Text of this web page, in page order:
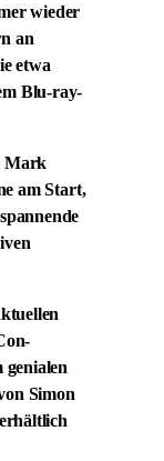
wieder
an
etwa
Blu-ray-
Mark
am Start,
genialen
Simon